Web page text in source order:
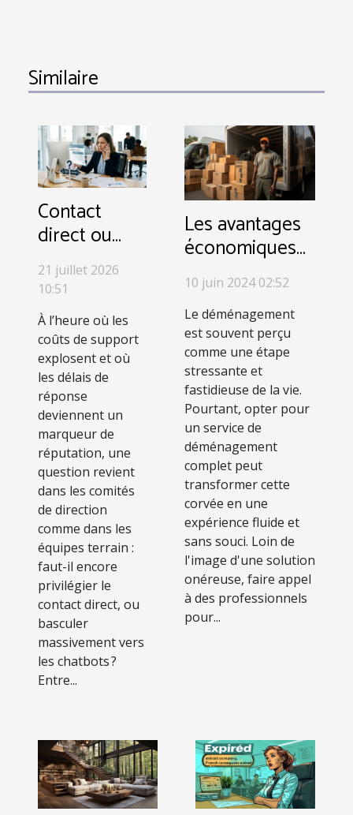
Similaire
Contact
direct ou
chatbot : le
dilemme de
l’entreprise
moderne
21 juillet 2026
10:51
À l’heure où les
coûts de support
explosent et où
les délais de
réponse
deviennent un
marqueur de
réputation, une
question revient
dans les comités
de direction
comme dans les
équipes terrain :
faut-il encore
privilégier le
contact direct, ou
basculer
massivement vers
les chatbots ?
Entre...
Les avantages
économiques
et pratiques
d'un service de
déménagement
complet
10 juin 2024 02:52
Le déménagement
est souvent perçu
comme une étape
stressante et
fastidieuse de la vie.
Pourtant, opter pour
un service de
déménagement
complet peut
transformer cette
corvée en une
expérience fluide et
sans souci. Loin de
l'image d'une solution
onéreuse, faire appel
à des professionnels
pour...